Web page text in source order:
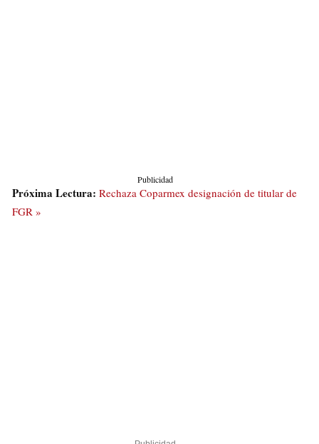
Publicidad
Próxima Lectura: Rechaza Coparmex designación de titular de
FGR »